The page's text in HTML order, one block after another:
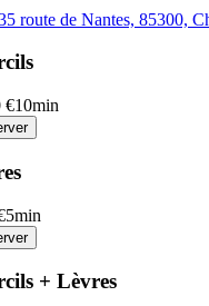
route de Nantes, 85300,
€10min
5min
+ Lèvres